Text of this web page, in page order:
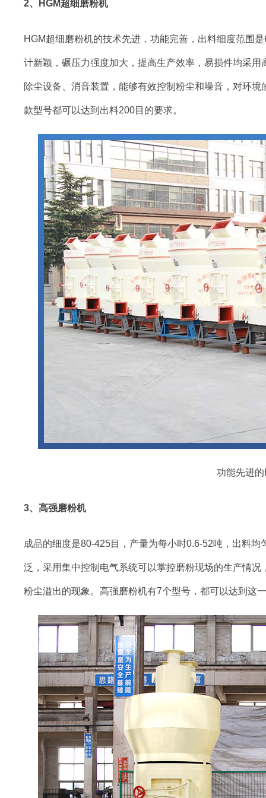
2、HGM超细磨粉机
HGM超细磨粉机的技术先进，功能完善，出料细度范围
计新颖，碾压力强度加大，提高生产效率，易损件均采
除尘设备、消音装置，能够有效控制粉尘和噪音，对环
款型号都可以达到出料200目的要求。
功能先进
3、高强磨粉机
成品的细度是80-425目，产量为每小时0.6-52吨，出料
泛，采用集中控制电气系统可以掌控磨粉现场的生产情
粉尘溢出的现象。高强磨粉机有7个型号，都可以达到这